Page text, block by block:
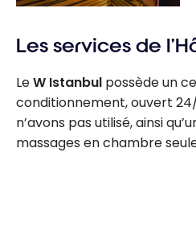
Les services de
LeW Istanbul possède un
conditionnement, ouvert
n’avons pas utilisé, ainsi
massages en chambre